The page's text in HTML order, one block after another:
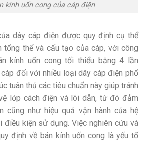
kính uốn cong của cáp điện
dây cáp điện được quy định cụ thể
tổng thể và cấu tạo của cáp, với công
kính uốn cong tối thiểu bằng 4 lần
đối với nhiều loại dây cáp điện phổ
tuân thủ các tiêu chuẩn này giúp tránh
lớp cách điện và lõi dẫn, từ đó đảm
cũng như hiệu quả vận hành của hệ
điều kiện sử dụng. Việc nghiên cứu và
định về bán kính uốn cong là yếu tố